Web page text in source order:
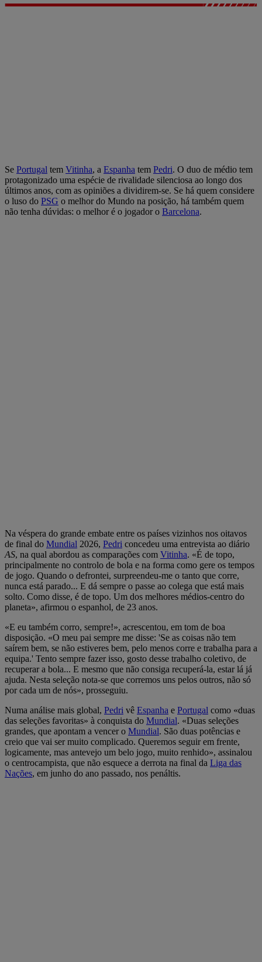
Se Portugal tem Vitinha, a Espanha tem Pedri. O duo de médio tem
protagonizado uma espécie de rivalidade silenciosa ao longo dos
últimos anos, com as opiniões a dividirem-se. Se há quem considere
o luso do PSG o melhor do Mundo na posição, há também quem
não tenha dúvidas: o melhor é o jogador o Barcelona.
Na véspera do grande embate entre os países vizinhos nos oitavos
de final do Mundial 2026, Pedri concedeu uma entrevista ao diário
AS, na qual abordou as comparações com Vitinha. «É de topo,
principalmente no controlo de bola e na forma como gere os tempos
de jogo. Quando o defrontei, surpreendeu-me o tanto que corre,
nunca está parado... E dá sempre o passe ao colega que está mais
solto. Como disse, é de topo. Um dos melhores médios-centro do
planeta», afirmou o espanhol, de 23 anos.
«E eu também corro, sempre!», acrescentou, em tom de boa
disposição. «O meu pai sempre me disse: 'Se as coisas não tem
saírem bem, se não estiveres bem, pelo menos corre e trabalha para a
equipa.' Tento sempre fazer isso, gosto desse trabalho coletivo, de
recuperar a bola... E mesmo que não consiga recuperá-la, estar lá já
ajuda. Nesta seleção nota-se que corremos uns pelos outros, não só
por cada um de nós», prosseguiu.
Numa análise mais global, Pedri vê Espanha e Portugal como «duas
das seleções favoritas» à conquista do Mundial. «Duas seleções
grandes, que apontam a vencer o Mundial. São duas potências e
creio que vai ser muito complicado. Queremos seguir em frente,
logicamente, mas antevejo um belo jogo, muito renhido», assinalou
o centrocampista, que não esquece a derrota na final da Liga das
Nações, em junho do ano passado, nos penáltis.